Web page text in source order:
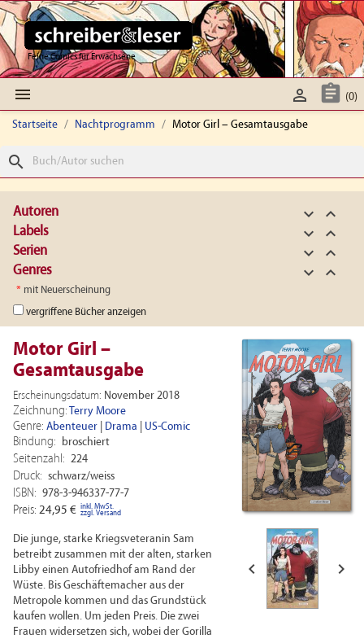
Feine Comics für Erwachsene
  (0)

Startseite Nachtprogramm Motor Girl – Gesamtausgabe
search
Autoren  
Labels  
Serien  
Genres  
* mit Neuerscheinung
vergriffene Bücher anzeigen
 
Motor Girl –
Gesamtausgabe
Erscheinungsdatum: November 2018
Zeichnung: Terry Moore
Genre: Abenteuer Drama US-Comic
Bindung: broschiert
Seitenzahl: 224
Druck: schwarz/weiss
ISBN: 978-3-946337-77-7
Preis: 24,95 € inkl. MwSt.
zzgl. Versand
Die junge, starke Kriegsveteranin Sam
betreibt zusammen mit der alten, starken
Libby einen Autofriedhof am Rand der
Wüste. Bis Geschäftemacher aus der
Metropole kommen und das Grundstück
kaufen wollen. Um jeden Preis. Die zwei
Frauen widersetzen sich, wobei der Gorilla